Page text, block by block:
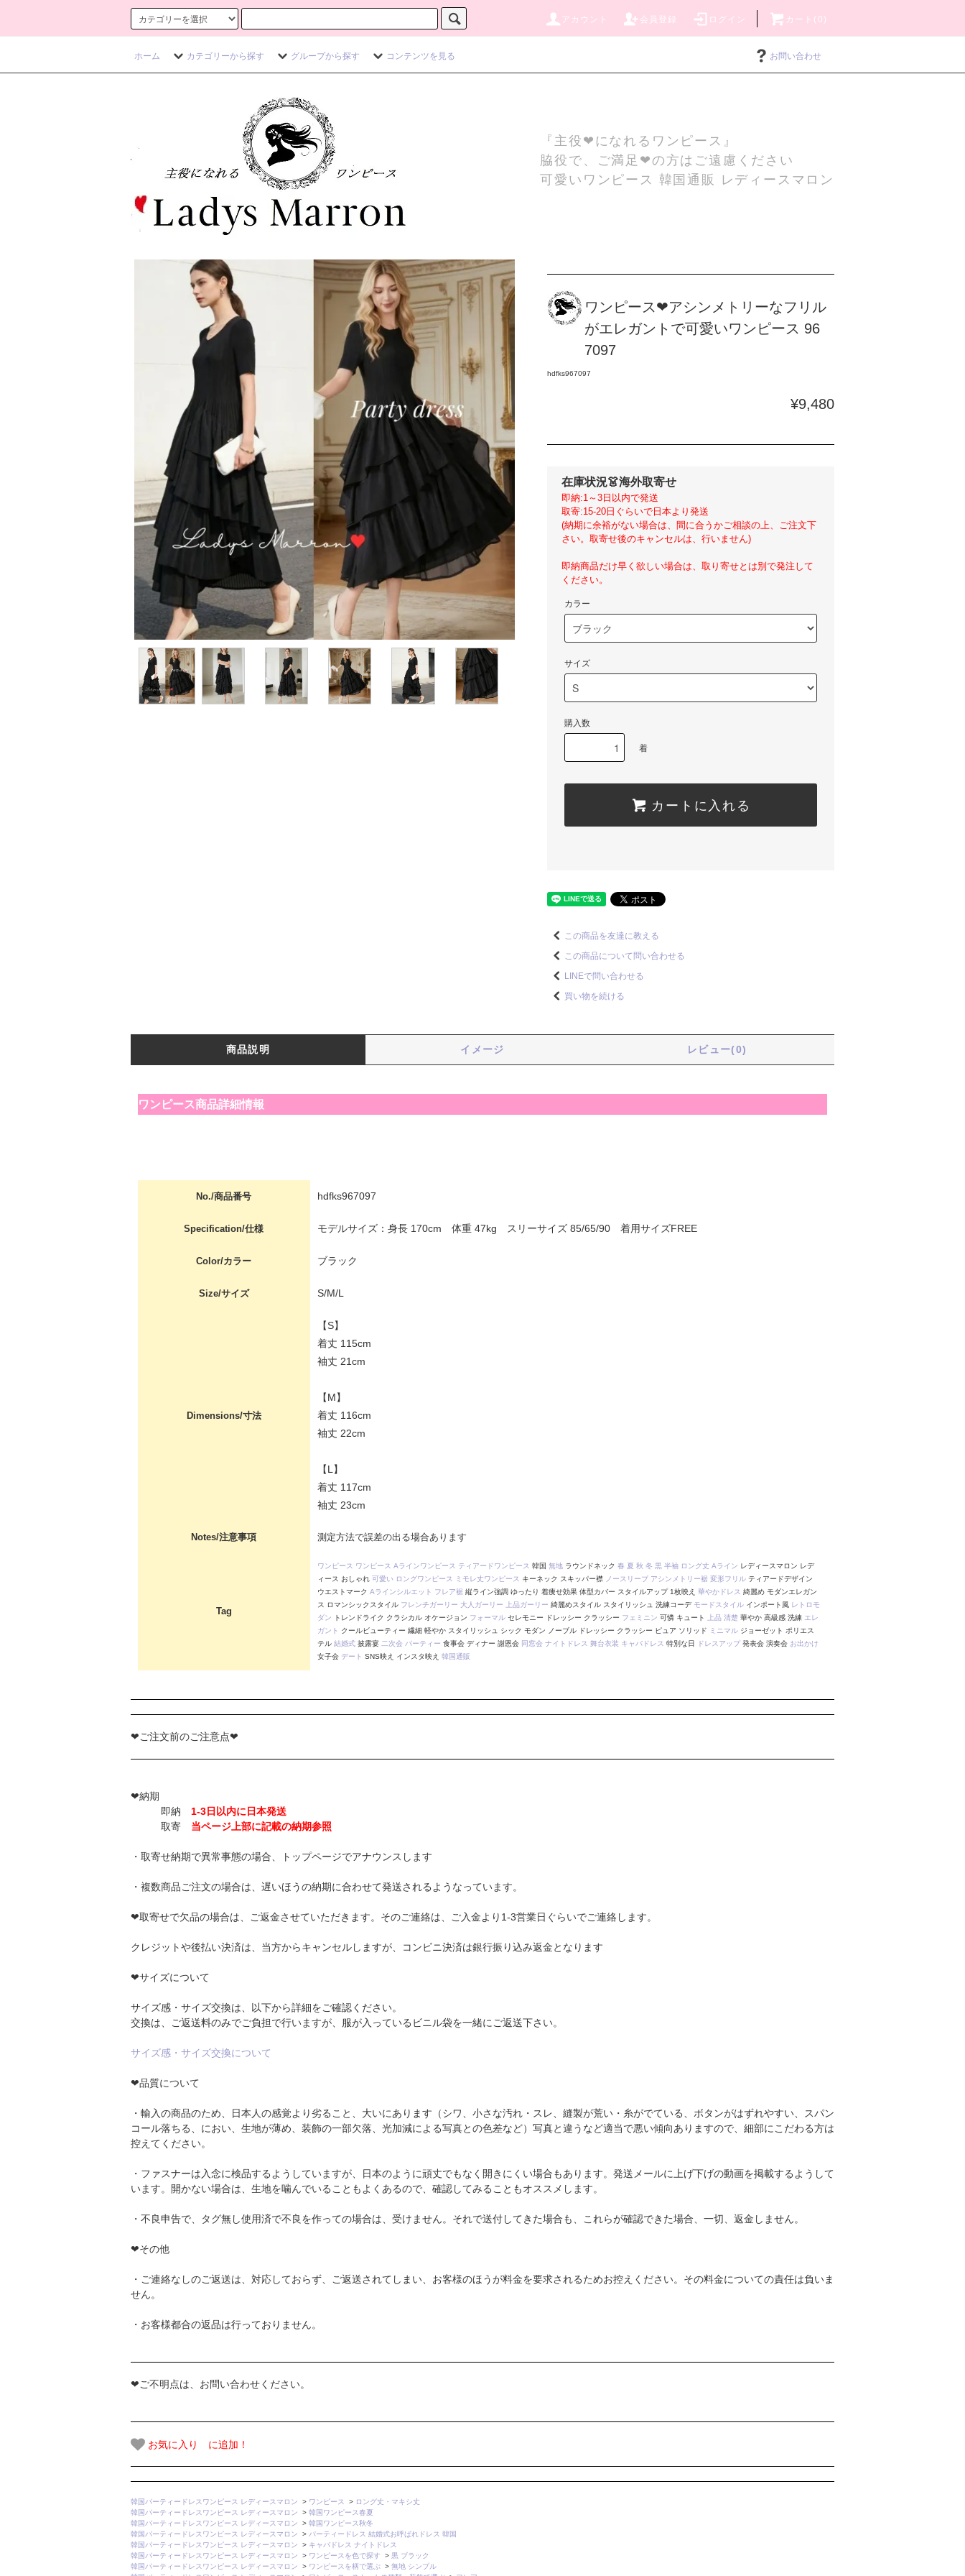
アカウント 会員登録 ログイン カート(0)
ホーム カテゴリーから探す グループから探す コンテンツを見る お問い合わせ
『主役❤になれるワンピース』
脇役で、ご満足❤の方はご遠慮ください
可愛いワンピース 韓国通販 レディースマロン
ワンピース❤アシンメトリーなフリル
がエレガントで可愛いワンピース 96
7097
hdfks967097
¥9,480
在庫状況👗海外取寄せ
即納:1～3日以内で発送
取寄:15-20日ぐらいで日本より発送
(納期に余裕がない場合は、間に合うかご相談の上、ご注文下
さい。取寄せ後のキャンセルは、行いません)
即納商品だけ早く欲しい場合は、取り寄せとは別で発注して
ください。
カラー
サイズ
購入数
着
カートに入れる
この商品を友達に教える
この商品について問い合わせる
LINEで問い合わせる
買い物を続ける
商品説明 イメージ レビュー(0)
ワンピース商品詳細情報
No./商品番号 hdfks967097
Specification/仕様 モデルサイズ：身長 170cm 体重 47kg スリーサイズ 85/65/90 着用サイズFREE
Color/カラー ブラック
Size/サイズ S/M/L
Dimensions/寸法
【S】
着丈 115cm
袖丈 21cm
【M】
着丈 116cm
袖丈 22cm
【L】
着丈 117cm
袖丈 23cm
Notes/注意事項 測定方法で誤差の出る場合あります
Tag
ワンピース ワンピース Aラインワンピース ティアードワンピース 韓国 無地ラウンドネック 春 夏 秋 冬 黒 半袖 ロング丈 Aライン レディースマロン レデ
ィース おしゃれ 可愛い ロングワンピース ミモレ丈ワンピース キーネック スキッパー襟 ノースリーブ アシンメトリー裾 変形フリルティアードデザイン
ウエストマーク Aラインシルエット フレア裾縦ライン強調 ゆったり 着痩せ効果 体型カバー スタイルアップ 1枚映え 華やかドレス 綺麗め モダンエレガン
ス ロマンシックスタイル フレンチガーリー 大人ガーリー 上品ガーリー 綺麗めスタイル スタイリッシュ 洗練コーデ モードスタイルインポート風 レトロモ
ダン トレンドライク クラシカル オケージョン フォーマルセレモニー ドレッシー クラッシー フェミニン 可憐 キュート 上品 清楚華やか 高級感 洗練 エレ
ガント クールビューティー 繊細 軽やか スタイリッシュ シック モダン ノーブル ドレッシー クラッシー ピュア ソリッド ミニマルジョーゼット ポリエス
テル 結婚式披露宴 二次会 パーティー 食事会 ディナー 謝恩会 同窓会 ナイトドレス 舞台衣装 キャバドレス 特別な日 ドレスアップ発表会 演奏会 お出かけ
女子会 デート SNS映え インスタ映え 韓国通販
❤ご注文前のご注意点❤
❤納期
即納 1-3日以内に日本発送
取寄 当ページ上部に記載の納期参照
・取寄せ納期で異常事態の場合、トップページでアナウンスします
・複数商品ご注文の場合は、遅いほうの納期に合わせて発送されるようなっています。
❤取寄せで欠品の場合は、ご返金させていただきます。そのご連絡は、ご入金より1-3営業日ぐらいでご連絡します。
クレジットや後払い決済は、当方からキャンセルしますが、コンビニ決済は銀行振り込み返金となります
❤サイズについて
サイズ感・サイズ交換は、以下から詳細をご確認ください。
交換は、ご返送料のみでご負担で行いますが、服が入っているビニル袋を一緒にご返送下さい。
サイズ感・サイズ交換について
❤品質について
・輸入の商品のため、日本人の感覚より劣ること、大いにあります（シワ、小さな汚れ・スレ、縫製が荒い・糸がでている、ボタンがはずれやすい、スパン
コール落ちる、におい、生地が薄め、装飾の一部欠落、光加減による写真との色差など）写真と違うなど適当で悪い傾向ありますので、細部にこだわる方は
控えてください。
・ファスナーは入念に検品するようしていますが、日本のように頑丈でもなく開きにくい場合もあります。発送メールに上げ下げの動画を掲載するようして
います。開かない場合は、生地を噛んでいることもよくあるので、確認してみることもオススメします。
・不良申告で、タグ無し使用済で不良を作っての場合は、受けません。それで送付してきた場合も、これらが確認できた場合、一切、返金しません。
❤その他
・ご連絡なしのご返送は、対応しておらず、ご返送されてしまい、お客様のほうが料金を要求されるためお控えください。その料金についての責任は負いま
せん。
・お客様都合の返品は行っておりません。
❤ご不明点は、お問い合わせください。
お気に入り に追加！
韓国パーティードレスワンピース レディースマロン > ワンピース > ロング丈・マキシ丈
韓国パーティードレスワンピース レディースマロン
> 韓国ワンピース春夏
韓国パーティードレスワンピース レディースマロン
> 韓国ワンピース秋冬
韓国パーティードレスワンピース レディースマロン
> パーティードレス 結婚式お呼ばれドレス 韓国
韓国パーティードレスワンピース レディースマロン
> キャバドレス ナイトドレス
韓国パーティードレスワンピース レディースマロン
> ワンピースを色で探す > 黒 ブラック
韓国パーティードレスワンピース レディースマロン
> ワンピースを柄で選ぶ > 無地 シンプル